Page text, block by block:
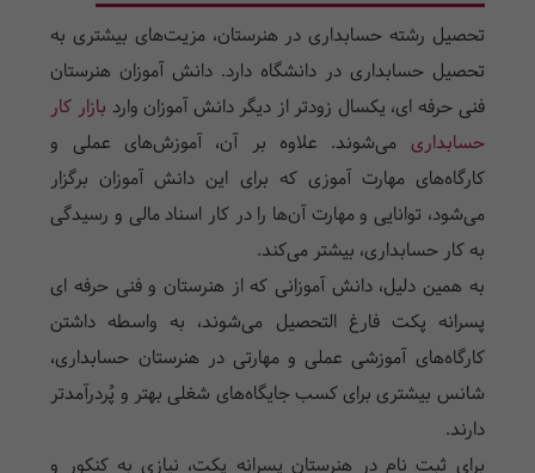
تحصیل رشته حسابداری در هنرستان، مزیت‌های بیشتری به
تحصیل حسابداری در دانشگاه دارد. دانش آموزان هنرستان
فنی حرفه ای، یکسال زودتر از دیگر دانش آموزان وارد بازار کار
حسابداری می‌شوند. علاوه بر آن، آموزش‌های عملی و
کارگاه‌های مهارت آموزی که برای این دانش آموزان برگزار
می‌شود، توانایی و مهارت آن‌ها را در کار اسناد مالی و رسیدگی
به کار حسابداری، بیشتر می‌کند.
به همین دلیل، دانش آموزانی که از هنرستان و فنی حرفه ای
پسرانه پکت فارغ التحصیل می‌شوند، به واسطه داشتن
کارگاه‌های آموزشی عملی و مهارتی در هنرستان حسابداری،
شانس بیشتری برای کسب جایگاه‌های شغلی بهتر و پُردرآمدتر
دارند.
برای ثبت نام در هنرستان پسرانه پکت، نیازی به کنکور و